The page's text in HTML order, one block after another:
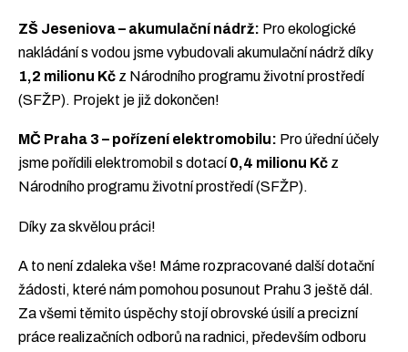
ZŠ Jeseniova – akumulační nádrž: Pro ekologické
nakládání s vodou jsme vybudovali akumulační nádrž díky
1,2 milionu Kč z Národního programu životní prostředí
(SFŽP). Projekt je již dokončen!
MČ Praha 3 – pořízení elektromobilu: Pro úřední účely
jsme pořídili elektromobil s dotací0,4 milionu Kč z
Národního programu životní prostředí (SFŽP).
Díky za skvělou práci!
A to není zdaleka vše! Máme rozpracované další dotační
žádosti, které nám pomohou posunout Prahu 3 ještě dál.
Za všemi těmito úspěchy stojí obrovské úsilí a precizní
práce realizačních odborů na radnici, především odboru